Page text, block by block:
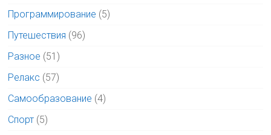
Программирование (5)
Путешествия (96)
Разное (51)
Релакс (57)
Самообразование (4)
Спорт (5)